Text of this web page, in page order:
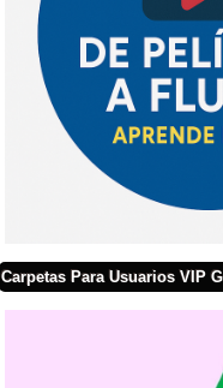
Carpetas Para Usuarios VIP